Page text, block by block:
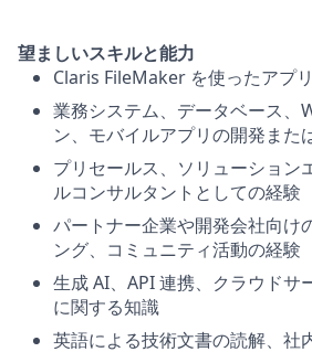
望ましいスキルと能力
Claris FileMaker を使ったアプ
業務システム、データベース、
ン、モバイルアプリの開発また
プリセールス、ソリューション
ルコンサルタントとしての経験
パートナー企業や開発会社向け
ング、コミュニティ活動の経験
生成 AI、API 連携、クラウドサ
に関する知識
英語による技術文書の読解、社